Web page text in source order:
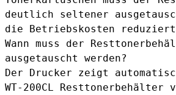
deutlich seltener
die Betriebskosten
Wann muss der
ausgetauscht werden?
Der Drucker zeigt
WT-200CL